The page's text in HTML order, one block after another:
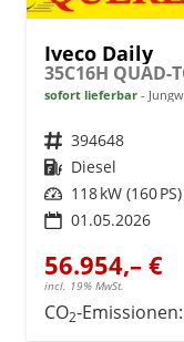
Iveco Daily
35C16H QUAD-
sofort lieferbar
Fahrzeugnr. 394648
Kraftstoff Diesel
Leistung 118 kW (160 PS)
01.05.2026
56.954,– €
incl. 19% MwSt.
CO2-Emissionen: